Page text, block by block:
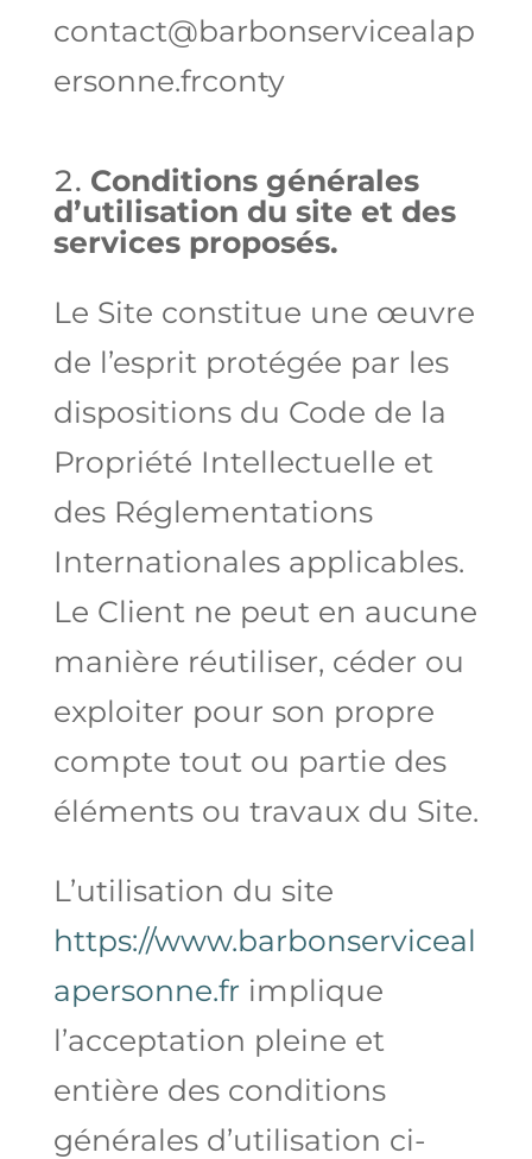
contact@barbonservicealap
ersonne.frconty
Conditions générales
d’utilisation du site et des
services proposés.
Le Site constitue une œuvre
de l’esprit protégée par les
dispositions du Code de la
Propriété Intellectuelle et
des Réglementations
Internationales applicables.
Le Client ne peut en aucune
manière réutiliser, céder ou
exploiter pour son propre
compte tout ou partie des
éléments ou travaux du Site.
L’utilisation du site
https://www.barbonserviceal
apersonne.fr implique
l’acceptation pleine et
entière des conditions
générales d’utilisation ci-